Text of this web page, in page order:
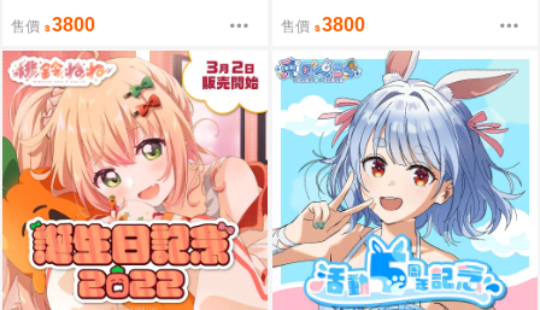
售價 3800 售價 3800